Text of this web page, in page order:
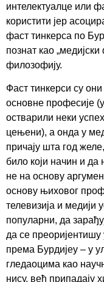
интелектуалце или
користити јер
фаст тинкерса по
познат као
филозофију.
Фаст тинкерси су они
основне професије
остварили неки
цењени), а онда у
причају шта год
било који начин и
не на основу
основу њиховог
телевизија и
популарни, да
да се преоријентишу
према Бурдијеу – у
гледаоцима као
нису, већ припадају